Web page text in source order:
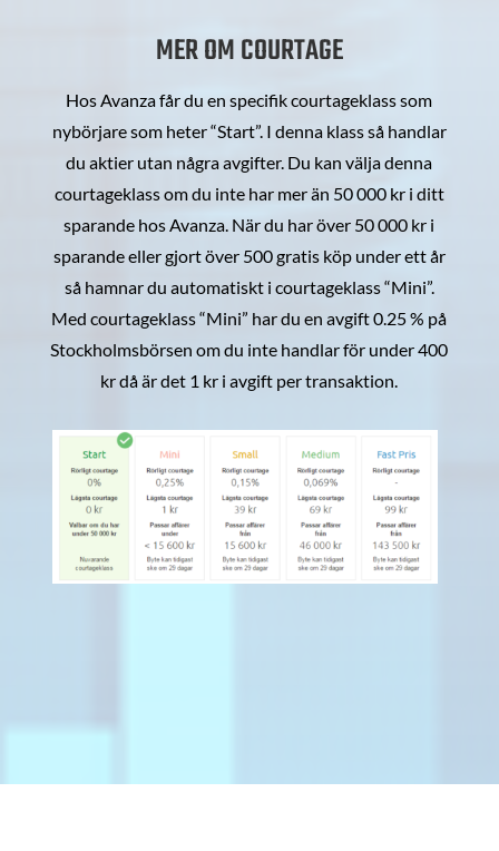
MER OM COURTAGE
Hos Avanza får du en specifik courtageklass som
nybörjare som heter “Start”. I denna klass så handlar
du aktier utan några avgifter. Du kan välja denna
courtageklass om du inte har mer än 50 000 kr i ditt
sparande hos Avanza. När du har över 50 000 kr i
sparande eller gjort över 500 gratis köp under ett år
så hamnar du automatiskt i courtageklass “Mini”.
Med courtageklass “Mini” har du en avgift 0.25 % på
Stockholmsbörsen om du inte handlar för under 400
kr då är det 1 kr i avgift per transaktion.